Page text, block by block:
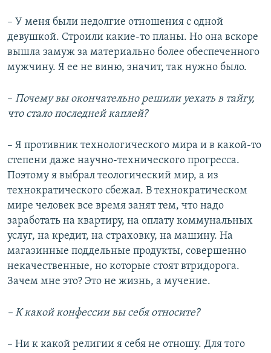
– У меня были недолгие отношения с одной
девушкой. Строили какие-то планы. Но она вскоре
вышла замуж за материально более обеспеченного
мужчину. Я ее не виню, значит, так нужно было.
– Почему вы окончательно решили уехать в тайгу,
что стало последней каплей?
– Я противник технологического мира и в какой-то
степени даже научно-технического прогресса.
Поэтому я выбрал теологический мир, а из
технократического сбежал. В технократическом
мире человек все время занят тем, что надо
заработать на квартиру, на оплату коммунальных
услуг, на кредит, на страховку, на машину. На
магазинные поддельные продукты, совершенно
некачественные, но которые стоят втридорога.
Зачем мне это? Это не жизнь, а мучение.
– К какой конфессии вы себя относите?
– Ни к какой религии я себя не отношу. Для того